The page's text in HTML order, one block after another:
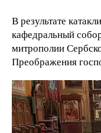
В результате
кафедральный
митрополии
Преображения